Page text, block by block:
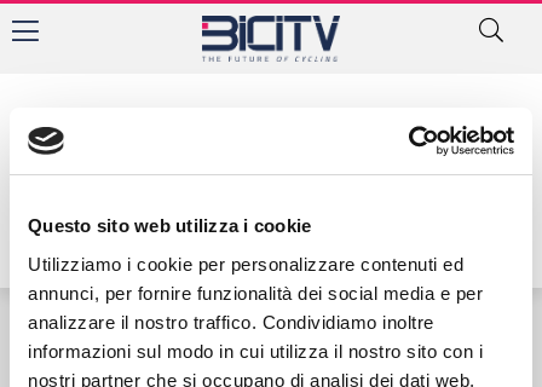
Questo sito web utilizza i cookie
Utilizziamo i cookie per personalizzare contenuti ed
annunci, per fornire funzionalità dei social media e per
analizzare il nostro traffico. Condividiamo inoltre
informazioni sul modo in cui utilizza il nostro sito con i
nostri partner che si occupano di analisi dei dati web,
Contatti Privacy Policy Cookie Policy